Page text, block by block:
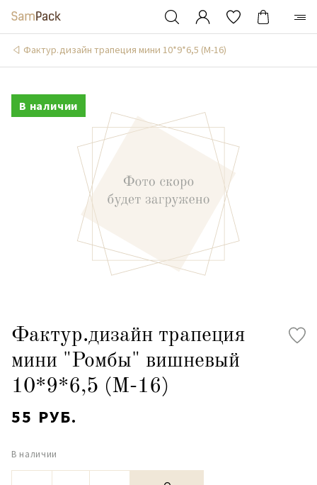
Фактур.дизайн трапеция мини 10*9*6,5 (М-16)
В наличии
Фактур.дизайн трапеция
мини "Ромбы" вишневый
10*9*6,5 (М-16)
55 РУБ.
В наличии